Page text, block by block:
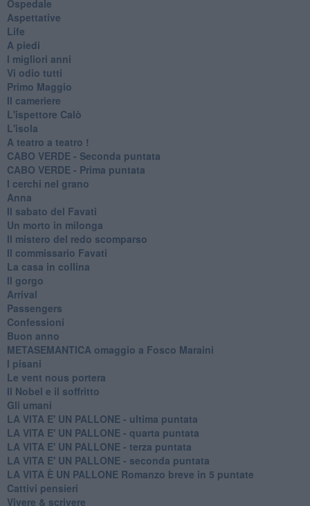
Ospedale
Aspettative
Life
A piedi
I migliori anni
Vi odio tutti
Primo Maggio
Il cameriere
L'ispettore Calò
L'isola
A teatro a teatro !
CABO VERDE - Seconda puntata
CABO VERDE - Prima puntata
I cerchi nel grano
Anna
Il sabato del Favati
Un morto in milonga
Il mistero del redo scomparso
Il commissario Favati
La casa in collina
Il gorgo
Arrival
Passengers
Confessioni
Buon anno
METASEMANTICA omaggio a Fosco Maraini
I pisani
Le vent nous portera
Il Nobel e il soffritto
Gli umani
LA VITA E' UN PALLONE - ultima puntata
LA VITA E' UN PALLONE - quarta puntata
LA VITA E' UN PALLONE - terza puntata
LA VITA E' UN PALLONE - seconda puntata
LA VITA È UN PALLONE Romanzo breve in 5 puntate
Cattivi pensieri
Vivere & scrivere